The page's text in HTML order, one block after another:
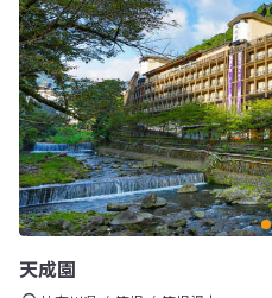
天成園